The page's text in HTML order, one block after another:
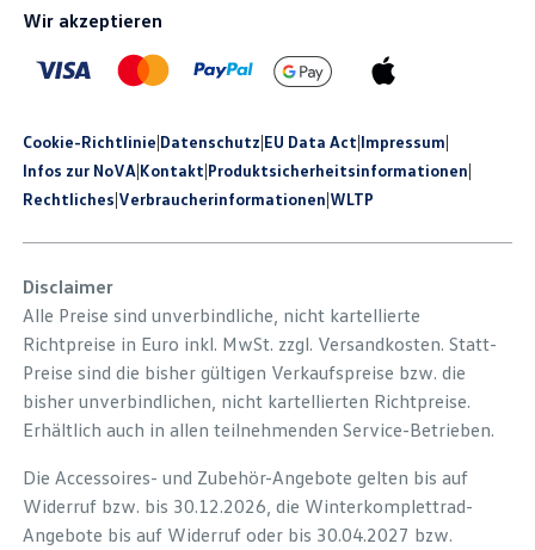
Wir akzeptieren
Cookie-Richtlinie|Datenschutz|EU Data Act|Impressum|
Infos zur NoVA|Kontakt|Produkt­sicherheits­informationen|
Rechtliches|Verbraucherinformationen|WLTP
Disclaimer
Alle Preise sind unverbindliche, nicht kartellierte
Richtpreise in Euro inkl. MwSt. zzgl. Versandkosten. Statt-
Preise sind die bisher gültigen Verkaufspreise bzw. die
bisher unverbindlichen, nicht kartellierten Richtpreise.
Erhältlich auch in allen teilnehmenden Service-Betrieben.
Die Accessoires- und Zubehör-Angebote gelten bis auf
Widerruf bzw. bis 30.12.2026, die Winterkomplettrad-
Angebote bis auf Widerruf oder bis 30.04.2027 bzw.